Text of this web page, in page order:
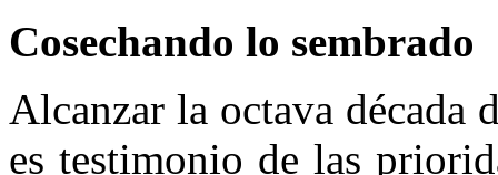
Cosechando lo sembrado
Alcanzar la octava década
es testimonio de las